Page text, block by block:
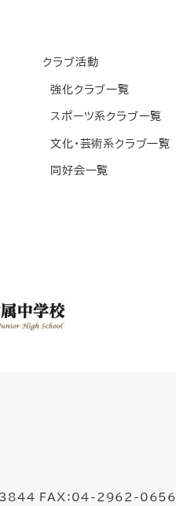
クラブ活動
強化クラブ一覧
スポーツ系クラブ一覧
文化・芸術系クラブ一覧
同好会一覧
3844 FAX：04-2962-0656